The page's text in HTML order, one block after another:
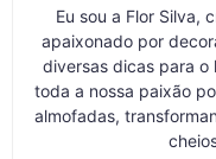
Eu sou a Flor Silva,
apaixonado por
diversas dicas para o
toda a nossa paixão
almofadas,